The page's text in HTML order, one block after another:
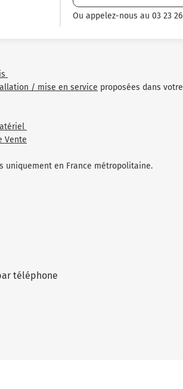
Ou appelez-nous au 03 23
/ mise en service proposées dans
Vente
uniquement en France métropolitaine.
téléphone